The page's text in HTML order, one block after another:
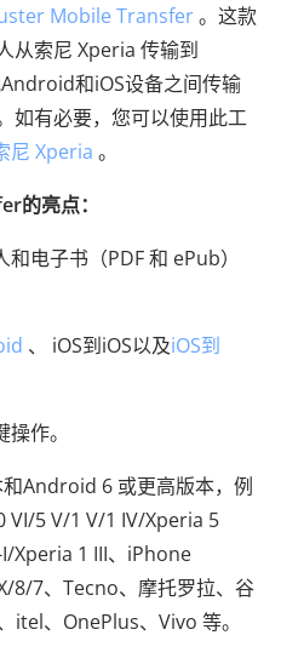
Mobile Transfer。这款
从索尼 Xperia 传输到
和iOS设备之间传输
如有必要，您可以使用此工
尼 Xperia 。
的亮点：
电子书（PDF 和 ePub）
、 iOS到iOS以及iOS到
作。
Android 6 或更高版本，例
VI/5 V/1 V/1 IV/Xperia 5
Xperia 1 III、iPhone
8/7、Tecno、摩托罗拉、谷
、OnePlus、Vivo 等。